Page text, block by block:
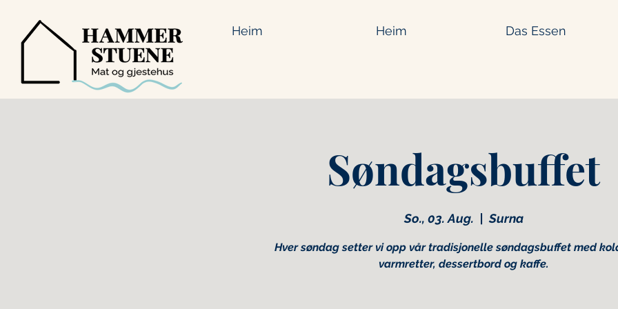
Heim Heim Das Essen
Søndagsbuffet
So., 03. Aug.
  |
Surna
Hver søndag setter vi opp vår tradisjonelle søndagsbuffet med